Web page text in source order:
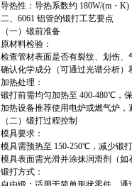
导热性：导热系数约 180W/(m・
二、6061 铝管的锻打工艺要点
（一）锻前准备
原材料检验：
检查管材表面是否有裂纹、划伤、
确认化学成分（可通过光谱分析）
加热处理：
锻打前需均匀加热至 400-480℃，
加热设备推荐使用电炉或燃气炉
（二）锻打过程控制
模具要求：
模具需预热至 150-250℃，减少锻
模具表面需光滑并涂抹润滑剂（
锻打方式：